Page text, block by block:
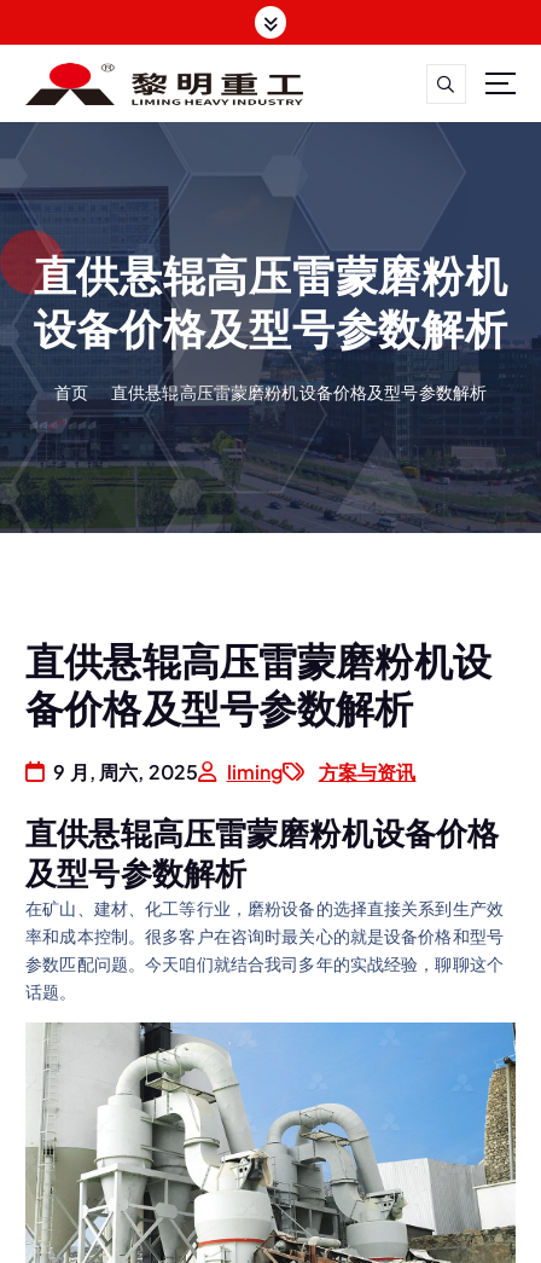
转
容 大修渣磨粉机，矿渣立磨
直供悬辊高压雷蒙磨粉机
设备价格及型号参数解析
首页 直供悬辊高压雷蒙磨粉机设备价格及型号参数解析
直供悬辊高压雷蒙磨粉机设
备价格及型号参数解析
9 月, 周六, 2025 liming 方案与资讯
直供悬辊高压雷蒙磨粉机设备价格
及型号参数解析
在矿山、建材、化工等行业，磨粉设备的选择直接关系到生产效
率和成本控制。很多客户在咨询时最关心的就是设备价格和型号
参数匹配问题。今天咱们就结合我司多年的实战经验，聊聊这个
话题。